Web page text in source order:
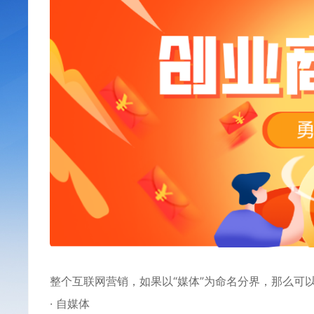
整个互联网营销，如果以“媒体”为命名分界，那么可
· 自媒体